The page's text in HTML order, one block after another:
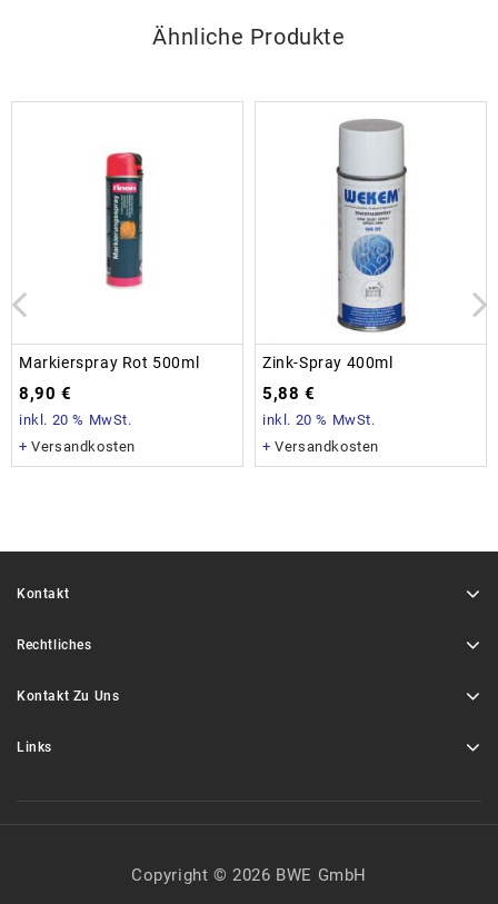
Ähnliche Produkte
Markierspray Rot 500ml
8,90 €
inkl. 20 % MwSt.
+Versandkosten
Zink-Spray 400ml
5,88 €
inkl. 20 % MwSt.
+Versandkosten
Kontakt
Rechtliches
Kontakt Zu Uns
Links
Copyright © 2026 BWE GmbH